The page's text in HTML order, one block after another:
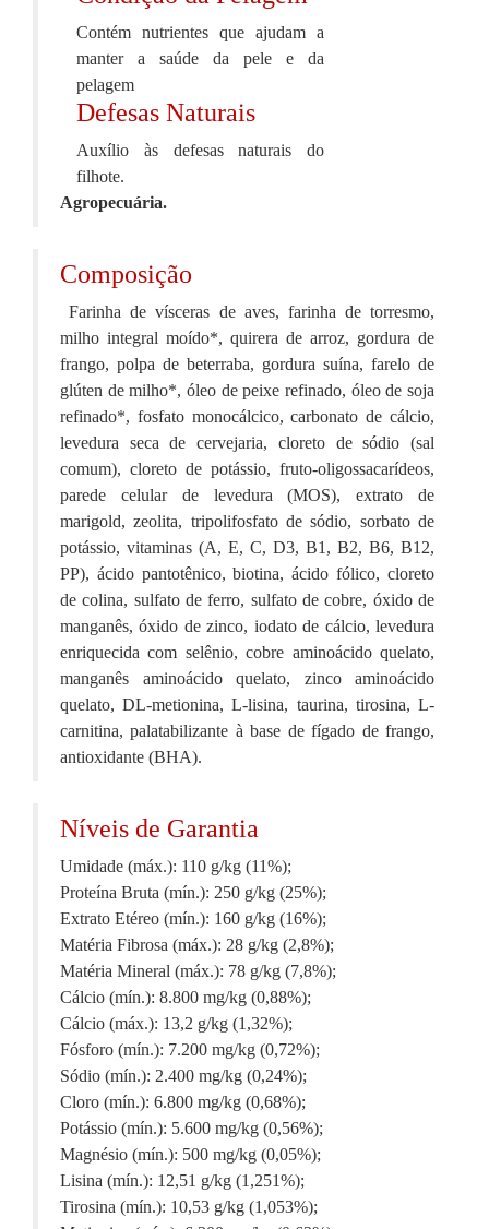
Contém nutrientes que ajudam a
manter a saúde da pele e da
pelagem
Defesas Naturais
Auxílio às defesas naturais do
filhote.
Agropecuária.
Composição
Farinha de vísceras de aves, farinha de torresmo,
milho integral moído*, quirera de arroz, gordura de
frango, polpa de beterraba, gordura suína, farelo de
glúten de milho*, óleo de peixe refinado, óleo de soja
refinado*, fosfato monocálcico, carbonato de cálcio,
levedura seca de cervejaria, cloreto de sódio (sal
comum), cloreto de potássio, fruto-oligossacarídeos,
parede celular de levedura (MOS), extrato de
marigold, zeolita, tripolifosfato de sódio, sorbato de
potássio, vitaminas (A, E, C, D3, B1, B2, B6, B12,
PP), ácido pantotênico, biotina, ácido fólico, cloreto
de colina, sulfato de ferro, sulfato de cobre, óxido de
manganês, óxido de zinco, iodato de cálcio, levedura
enriquecida com selênio, cobre aminoácido quelato,
manganês aminoácido quelato, zinco aminoácido
quelato, DL-metionina, L-lisina, taurina, tirosina, L-
carnitina, palatabilizante à base de fígado de frango,
antioxidante (BHA).
Níveis de Garantia
Umidade (máx.): 110 g/kg (11%);
Proteína Bruta (mín.): 250 g/kg (25%);
Extrato Etéreo (mín.): 160 g/kg (16%);
Matéria Fibrosa (máx.): 28 g/kg (2,8%);
Matéria Mineral (máx.): 78 g/kg (7,8%);
Cálcio (mín.): 8.800 mg/kg (0,88%);
Cálcio (máx.): 13,2 g/kg (1,32%);
Fósforo (mín.): 7.200 mg/kg (0,72%);
Sódio (mín.): 2.400 mg/kg (0,24%);
Cloro (mín.): 6.800 mg/kg (0,68%);
Potássio (mín.): 5.600 mg/kg (0,56%);
Magnésio (mín.): 500 mg/kg (0,05%);
Lisina (mín.): 12,51 g/kg (1,251%);
Tirosina (mín.): 10,53 g/kg (1,053%);